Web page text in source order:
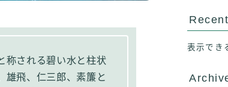
称される碧い水と柱状
雄飛、仁三郎、素簾と
表示でき